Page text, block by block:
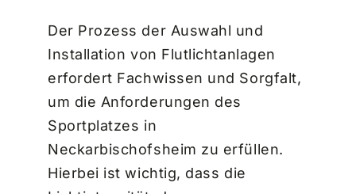
Der Prozess der Auswahl und
Installation von Flutlichtanlagen
erfordert Fachwissen und Sorgfalt,
um die Anforderungen des
Sportplatzes in
Neckarbischofsheim zu erfüllen.
Hierbei ist wichtig, dass die